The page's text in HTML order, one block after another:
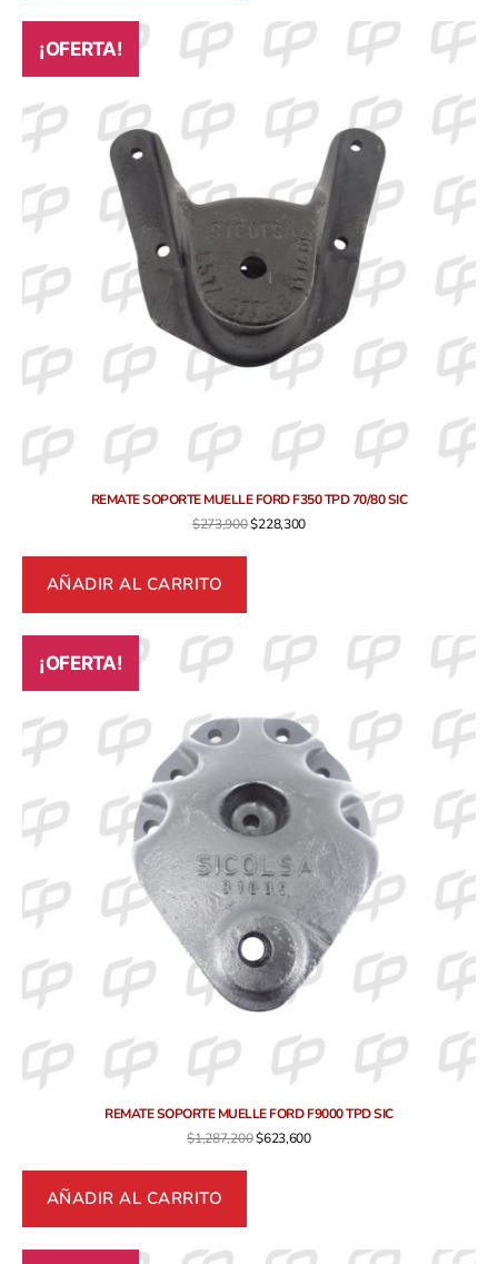
¡OFERTA!
REMATE SOPORTE MUELLE FORD F350 TPD 70/80 SIC
$273,900$228,300
AÑADIR AL CARRITO
¡OFERTA!
REMATE SOPORTE MUELLE FORD F9000 TPD SIC
$1,287,200$623,600
AÑADIR AL CARRITO